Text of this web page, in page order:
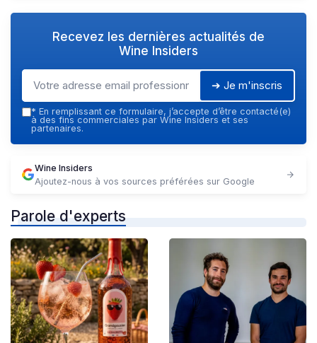
Recevez les dernières actualités de
Wine Insiders
➔ Je m'inscris
* En remplissant ce formulaire, j’accepte d’être contacté(e)
à des fins commerciales par Wine Insiders et ses
partenaires.
Wine Insiders
Ajoutez-nous à vos sources préférées sur Google
Parole d'experts